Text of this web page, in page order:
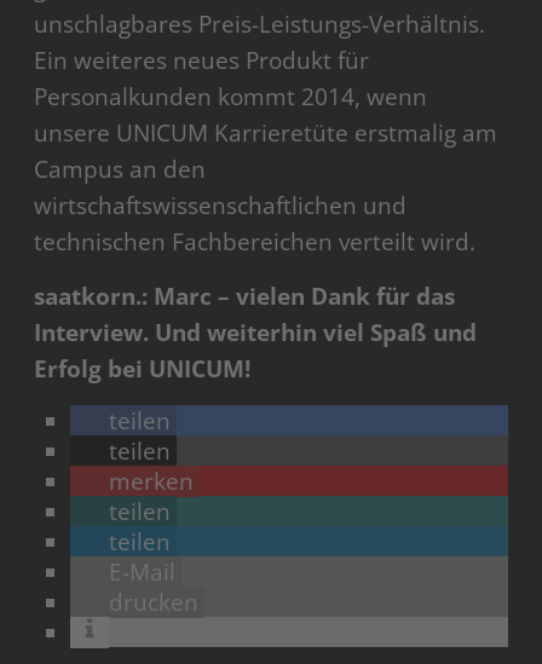
unschlagbares Preis-Leistungs-Verhältnis.
Ein weiteres neues Produkt für
Personalkunden kommt 2014, wenn
unsere UNICUM Karrieretüte erstmalig am
Campus an den
wirtschaftswissenschaftlichen und
technischen Fachbereichen verteilt wird.
saatkorn.: Marc – vielen Dank für das
Interview. Und weiterhin viel Spaß und
Erfolg bei UNICUM!
teilen
teilen
merken
teilen
teilen
E-Mail
drucken